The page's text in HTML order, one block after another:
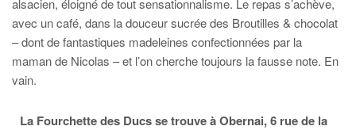
alsacien, éloigné de tout sensationnalisme. Le repas s’achève,
avec un café, dans la douceur sucrée des Broutilles & chocolat
– dont de fantastiques madeleines confectionnées par la
maman de Nicolas – et l’on cherche toujours la fausse note. En
vain.
La Fourchette des Ducs se trouve à Obernai, 6 rue de la